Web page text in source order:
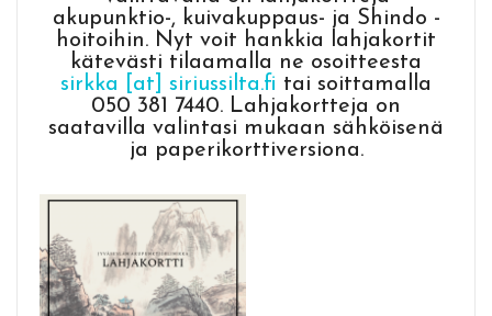
akupunktio-, kuivakuppaus- ja Shindo -
hoitoihin. Nyt voit hankkia lahjakortit
kätevästi tilaamalla ne osoitteesta
sirkka [at] siriussilta.fi tai soittamalla
050 381 7440. Lahjakortteja on
saatavilla valintasi mukaan sähköisenä
ja paperikorttiversiona.